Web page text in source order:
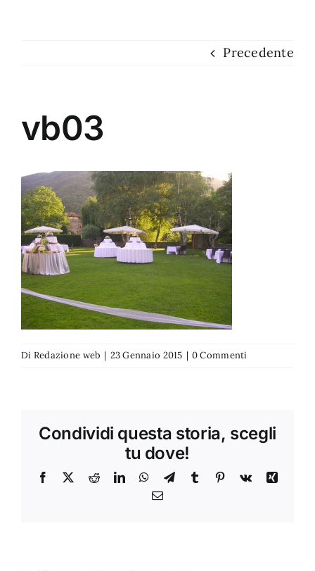
Precedente
vb03
Di Redazione web | 23 Gennaio 2015 | 0 Commenti
Condividi questa storia, scegli
tu dove!
Facebook RedditLinkedInWhatsApp
TelegramTumblr Pinterest
Vk
Xing
Email